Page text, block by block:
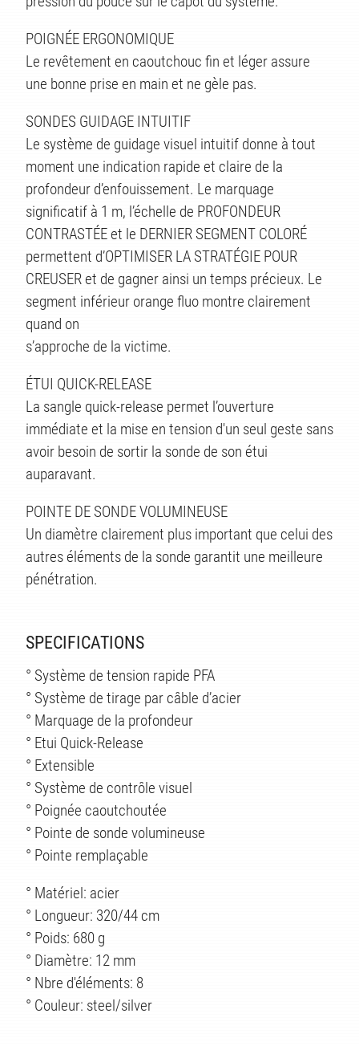
POIGNÉE ERGONOMIQUE
Le revêtement en caoutchouc fin et léger assure
une bonne prise en main et ne gèle pas.
SONDES GUIDAGE INTUITIF
Le système de guidage visuel intuitif donne à tout
moment une indication rapide et claire de la
profondeur d’enfouissement. Le marquage
significatif à 1 m, l’échelle de PROFONDEUR
CONTRASTÉE et le DERNIER SEGMENT COLORÉ
permettent d’OPTIMISER LA STRATÉGIE POUR
CREUSER et de gagner ainsi un temps précieux. Le
segment inférieur orange fluo montre clairement
quand on
s’approche de la victime.
ÉTUI QUICK-RELEASE
La sangle quick-release permet l’ouverture
immédiate et la mise en tension d'un seul geste sans
avoir besoin de sortir la sonde de son étui
auparavant.
POINTE DE SONDE VOLUMINEUSE
Un diamètre clairement plus important que celui des
autres éléments de la sonde garantit une meilleure
pénétration.
SPECIFICATIONS
° Système de tension rapide PFA
° Système de tirage par câble d’acier
° Marquage de la profondeur
° Etui Quick-Release
° Extensible
° Système de contrôle visuel
° Poignée caoutchoutée
° Pointe de sonde volumineuse
° Pointe remplaçable
° Matériel: acier
° Longueur: 320/44 cm
° Poids: 680 g
° Diamètre: 12 mm
° Nbre d'éléments: 8
° Couleur: steel/silver